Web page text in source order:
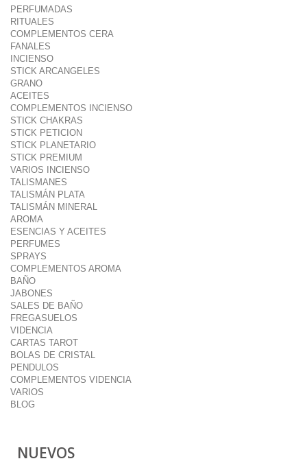
PERFUMADAS
RITUALES
COMPLEMENTOS CERA
FANALES
INCIENSO
STICK ARCANGELES
GRANO
ACEITES
COMPLEMENTOS INCIENSO
STICK CHAKRAS
STICK PETICION
STICK PLANETARIO
STICK PREMIUM
VARIOS INCIENSO
TALISMANES
TALISMÁN PLATA
TALISMÁN MINERAL
AROMA
ESENCIAS Y ACEITES
PERFUMES
SPRAYS
COMPLEMENTOS AROMA
BAÑO
JABONES
SALES DE BAÑO
FREGASUELOS
VIDENCIA
CARTAS TAROT
BOLAS DE CRISTAL
PENDULOS
COMPLEMENTOS VIDENCIA
VARIOS
BLOG
NUEVOS